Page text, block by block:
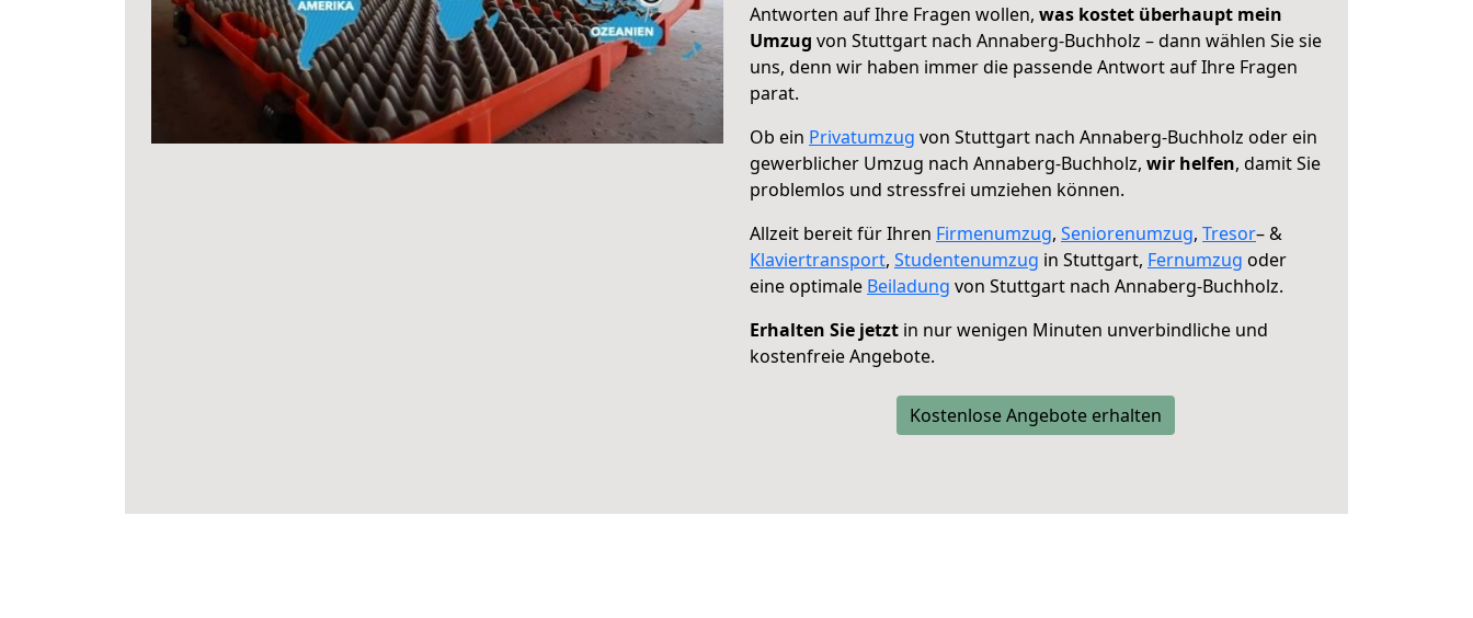
Antworten auf Ihre Fragen wollen, was kostet überhaupt mein
Umzug von Stuttgart nach Annaberg-Buchholz – dann wählen Sie sie
uns, denn wir haben immer die passende Antwort auf Ihre Fragen
parat.
Ob ein Privatumzug von Stuttgart nach Annaberg-Buchholz oder ein
gewerblicher Umzug nach Annaberg-Buchholz, wir helfen, damit Sie
problemlos und stressfrei umziehen können.
Allzeit bereit für Ihren Firmenumzug, Seniorenumzug, Tresor– &
Klaviertransport, Studentenumzug in Stuttgart, Fernumzug oder
eine optimale Beiladung von Stuttgart nach Annaberg-Buchholz.
Erhalten Sie jetzt in nur wenigen Minuten unverbindliche und
kostenfreie Angebote.
Kostenlose Angebote erhalten